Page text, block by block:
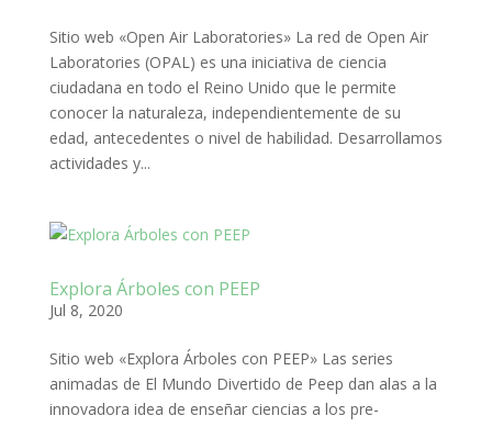
Sitio web «Open Air Laboratories» La red de Open Air
Laboratories (OPAL) es una iniciativa de ciencia
ciudadana en todo el Reino Unido que le permite
conocer la naturaleza, independientemente de su
edad, antecedentes o nivel de habilidad. Desarrollamos
actividades y...
Explora Árboles con PEEP
Jul 8, 2020
Sitio web «Explora Árboles con PEEP» Las series
animadas de El Mundo Divertido de Peep dan alas a la
innovadora idea de enseñar ciencias a los pre-